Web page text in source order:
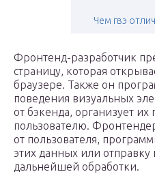
Чем гвэ
Фронтенд-разработчик
страницу, которая
браузере. Также он
поведения визуальных
от бэкенда, организует их
пользователю.
от пользователя,
этих данных или отправку
дальнейшей обработки.